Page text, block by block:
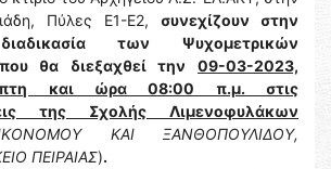
Πύλες Ε1-Ε2, συνεχίζουν στην
διαδικασία των Ψυχομετρικών
θα διεξαχθεί την
09-03-2023,
και ώρα 08:00 π.μ. στις
της Σχολής Λιμενοφυλάκων
ΚΑΙ ΞΑΝΘΟΠΟΥΛΙΔΟΥ,
ΠΕΙΡΑΙΑΣ).